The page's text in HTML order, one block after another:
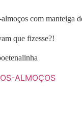
com manteiga
que fizesse?!
ALMOÇOS